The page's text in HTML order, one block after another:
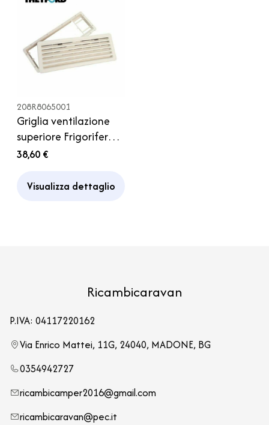
208R8065001
Griglia ventilazione
superiore Frigorifero
Thetford Camper
38,60 €
Visualizza dettaglio
Ricambicaravan
P.IVA: 04117220162
Via Enrico Mattei, 11G, 24040, MADONE, BG
0354942727
ricambicamper2016@gmail.com
ricambicaravan@pec.it